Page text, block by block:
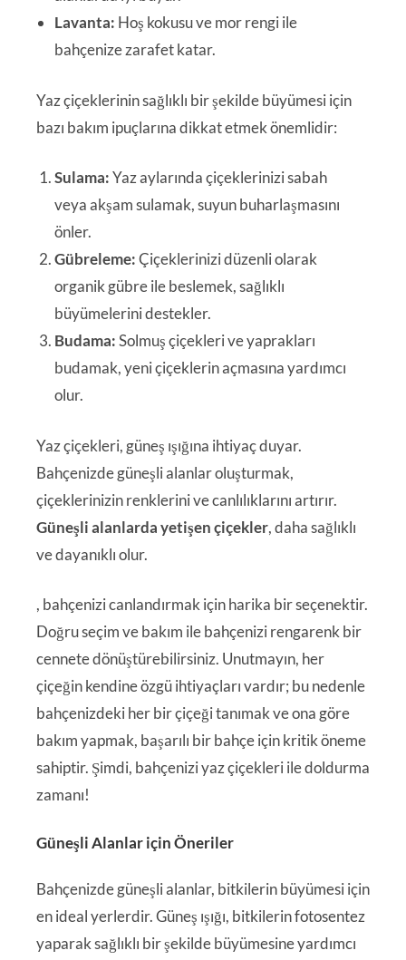
Lavanta: Hoş kokusu ve mor rengi ile
bahçenize zarafet katar.
Yaz çiçeklerinin sağlıklı bir şekilde büyümesi için
bazı bakım ipuçlarına dikkat etmek önemlidir:
Sulama:Yaz aylarında çiçeklerinizi sabah
veya akşam sulamak, suyun buharlaşmasını
önler.
Gübreleme:Çiçeklerinizi düzenli olarak
organik gübre ile beslemek, sağlıklı
büyümelerini destekler.
Budama:Solmuş çiçekleri ve yaprakları
budamak, yeni çiçeklerin açmasına yardımcı
olur.
Yaz çiçekleri, güneş ışığına ihtiyaç duyar.
Bahçenizde güneşli alanlar oluşturmak,
çiçeklerinizin renklerini ve canlılıklarını artırır.
Güneşli alanlarda yetişen çiçekler, daha sağlıklı
ve dayanıklı olur.
, bahçenizi canlandırmak için harika bir seçenektir.
Doğru seçim ve bakım ile bahçenizi rengarenk bir
cennete dönüştürebilirsiniz. Unutmayın, her
çiçeğin kendine özgü ihtiyaçları vardır; bu nedenle
bahçenizdeki her bir çiçeği tanımak ve ona göre
bakım yapmak, başarılı bir bahçe için kritik öneme
sahiptir. Şimdi, bahçenizi yaz çiçekleri ile doldurma
zamanı!
Güneşli Alanlar için Öneriler
Bahçenizde güneşli alanlar, bitkilerin büyümesi için
en ideal yerlerdir. Güneş ışığı, bitkilerin fotosentez
yaparak sağlıklı bir şekilde büyümesine yardımcı